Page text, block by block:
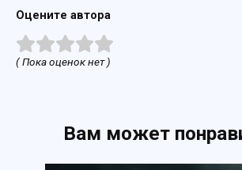
Оцените автора
( Пока оценок нет )
Вам может